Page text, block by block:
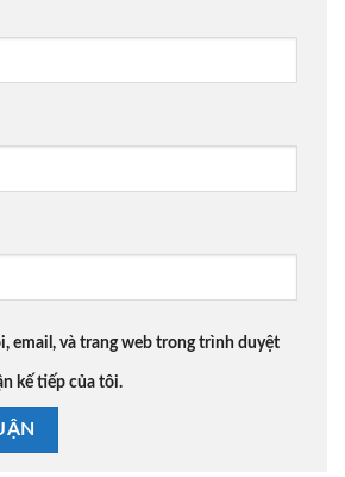
email, và trang web trong trình duyệt
kế tiếp của tôi.